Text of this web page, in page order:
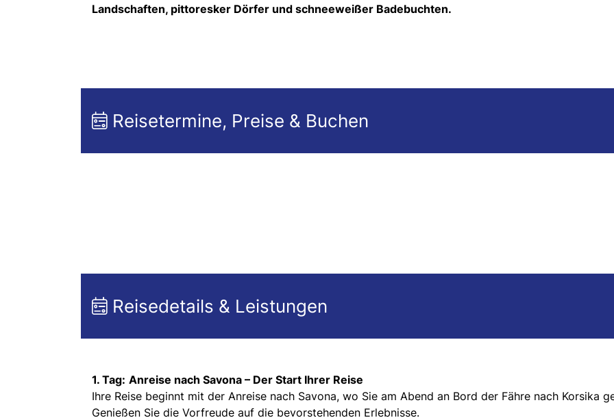
Landschaften, pittoresker Dörfer und schneeweißer Badebuchten.
Reisetermine, Preise & Buchen
Reisedetails & Leistungen
1. Tag: Anreise nach Savona – Der Start Ihrer Reise
Ihre Reise beginnt mit der Anreise nach Savona, wo Sie am Abend an Bord der Fähre nach Korsika
Genießen Sie die Vorfreude auf die bevorstehenden Erlebnisse.